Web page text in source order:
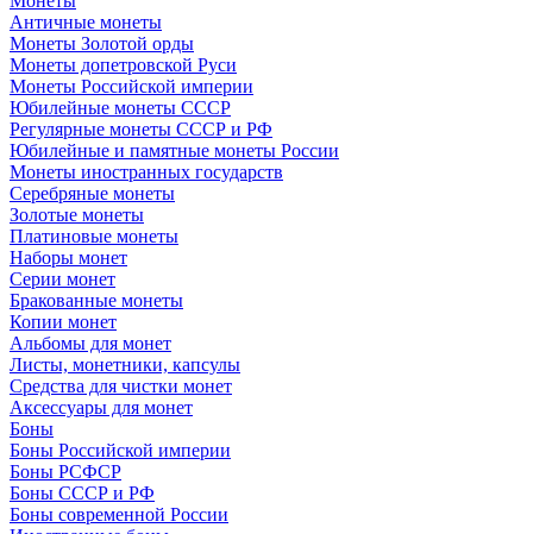
Античные монеты
Монеты Золотой орды
Монеты допетровской Руси
Монеты Российской империи
Юбилейные монеты СССР
Регулярные монеты СССР и РФ
Юбилейные и памятные монеты России
Монеты иностранных государств
Серебряные монеты
Золотые монеты
Платиновые монеты
Наборы монет
Серии монет
Бракованные монеты
Копии монет
Альбомы для монет
Листы, монетники, капсулы
Средства для чистки монет
Аксессуары для монет
Боны
Боны Российской империи
Боны РСФСР
Боны СССР и РФ
Боны современной России